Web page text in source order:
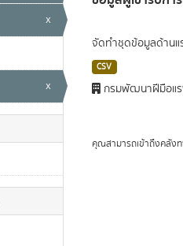
x
x
จัดทำชุดข้อมูลด้านแ
CSV
กรมพัฒนาฝีมือแร
คุณสามารถเข้าถึงคลัง